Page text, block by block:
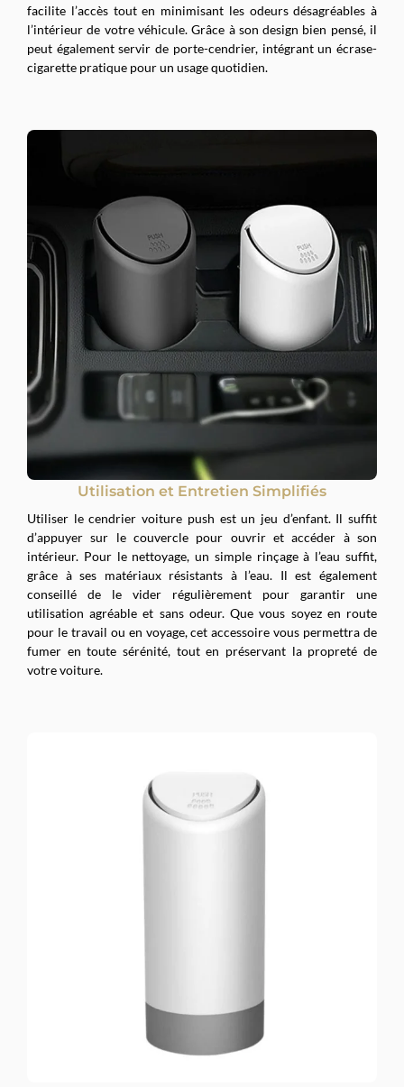
facilite l’accès tout en minimisant les odeurs désagréables à
l’intérieur de votre véhicule. Grâce à son design bien pensé, il
peut également servir de porte-cendrier, intégrant un écrase-
cigarette pratique pour un usage quotidien.
Utilisation et Entretien Simplifiés
Utiliser le cendrier voiture push est un jeu d’enfant. Il suffit
d’appuyer sur le couvercle pour ouvrir et accéder à son
intérieur. Pour le nettoyage, un simple rinçage à l’eau suffit,
grâce à ses matériaux résistants à l’eau. Il est également
conseillé de le vider régulièrement pour garantir une
utilisation agréable et sans odeur. Que vous soyez en route
pour le travail ou en voyage, cet accessoire vous permettra de
fumer en toute sérénité, tout en préservant la propreté de
votre voiture.